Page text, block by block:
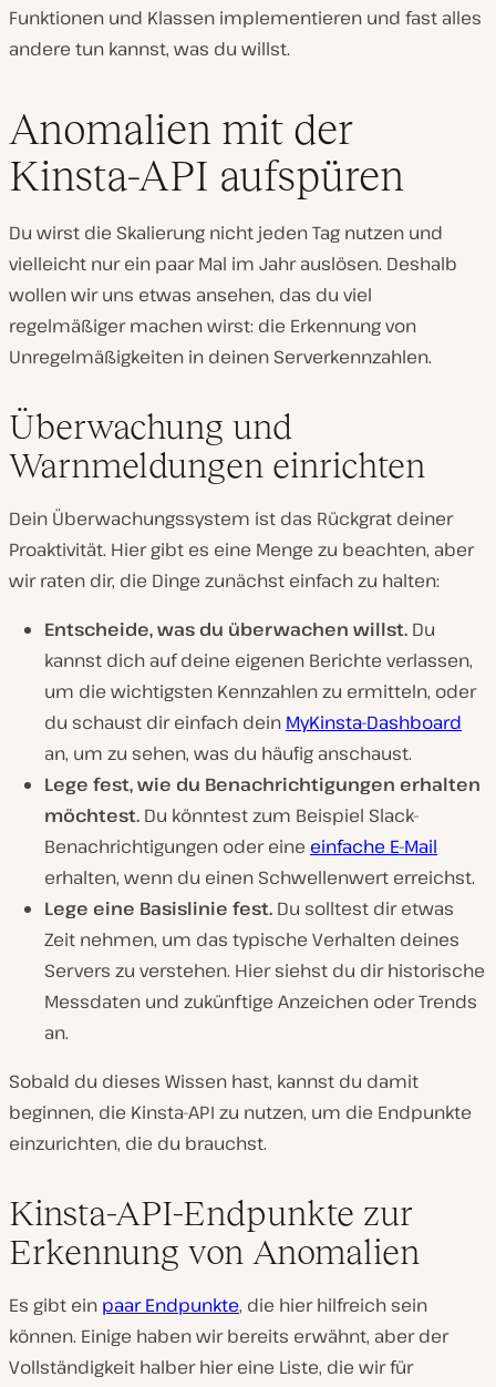
Funktionen und Klassen implementieren und fast alles
andere tun kannst, was du willst.
Anomalien mit der
Kinsta-API aufspüren
Du wirst die Skalierung nicht jeden Tag nutzen und
vielleicht nur ein paar Mal im Jahr auslösen. Deshalb
wollen wir uns etwas ansehen, das du viel
regelmäßiger machen wirst: die Erkennung von
Unregelmäßigkeiten in deinen Serverkennzahlen.
Überwachung und
Warnmeldungen einrichten
Dein Überwachungssystem ist das Rückgrat deiner
Proaktivität. Hier gibt es eine Menge zu beachten, aber
wir raten dir, die Dinge zunächst einfach zu halten:
Entscheide, was du überwachen willst. Du
kannst dich auf deine eigenen Berichte verlassen,
um die wichtigsten Kennzahlen zu ermitteln, oder
du schaust dir einfach dein MyKinsta-Dashboard
an, um zu sehen, was du häufig anschaust.
Lege fest, wie du Benachrichtigungen erhalten
möchtest. Du könntest zum Beispiel Slack-
Benachrichtigungen oder eine einfache E-Mail
erhalten, wenn du einen Schwellenwert erreichst.
Lege eine Basislinie fest. Du solltest dir etwas
Zeit nehmen, um das typische Verhalten deines
Servers zu verstehen. Hier siehst du dir historische
Messdaten und zukünftige Anzeichen oder Trends
an.
Sobald du dieses Wissen hast, kannst du damit
beginnen, die Kinsta-API zu nutzen, um die Endpunkte
einzurichten, die du brauchst.
Kinsta-API-Endpunkte zur
Erkennung von Anomalien
Es gibt ein paar Endpunkte, die hier hilfreich sein
können. Einige haben wir bereits erwähnt, aber der
Vollständigkeit halber hier eine Liste, die wir für